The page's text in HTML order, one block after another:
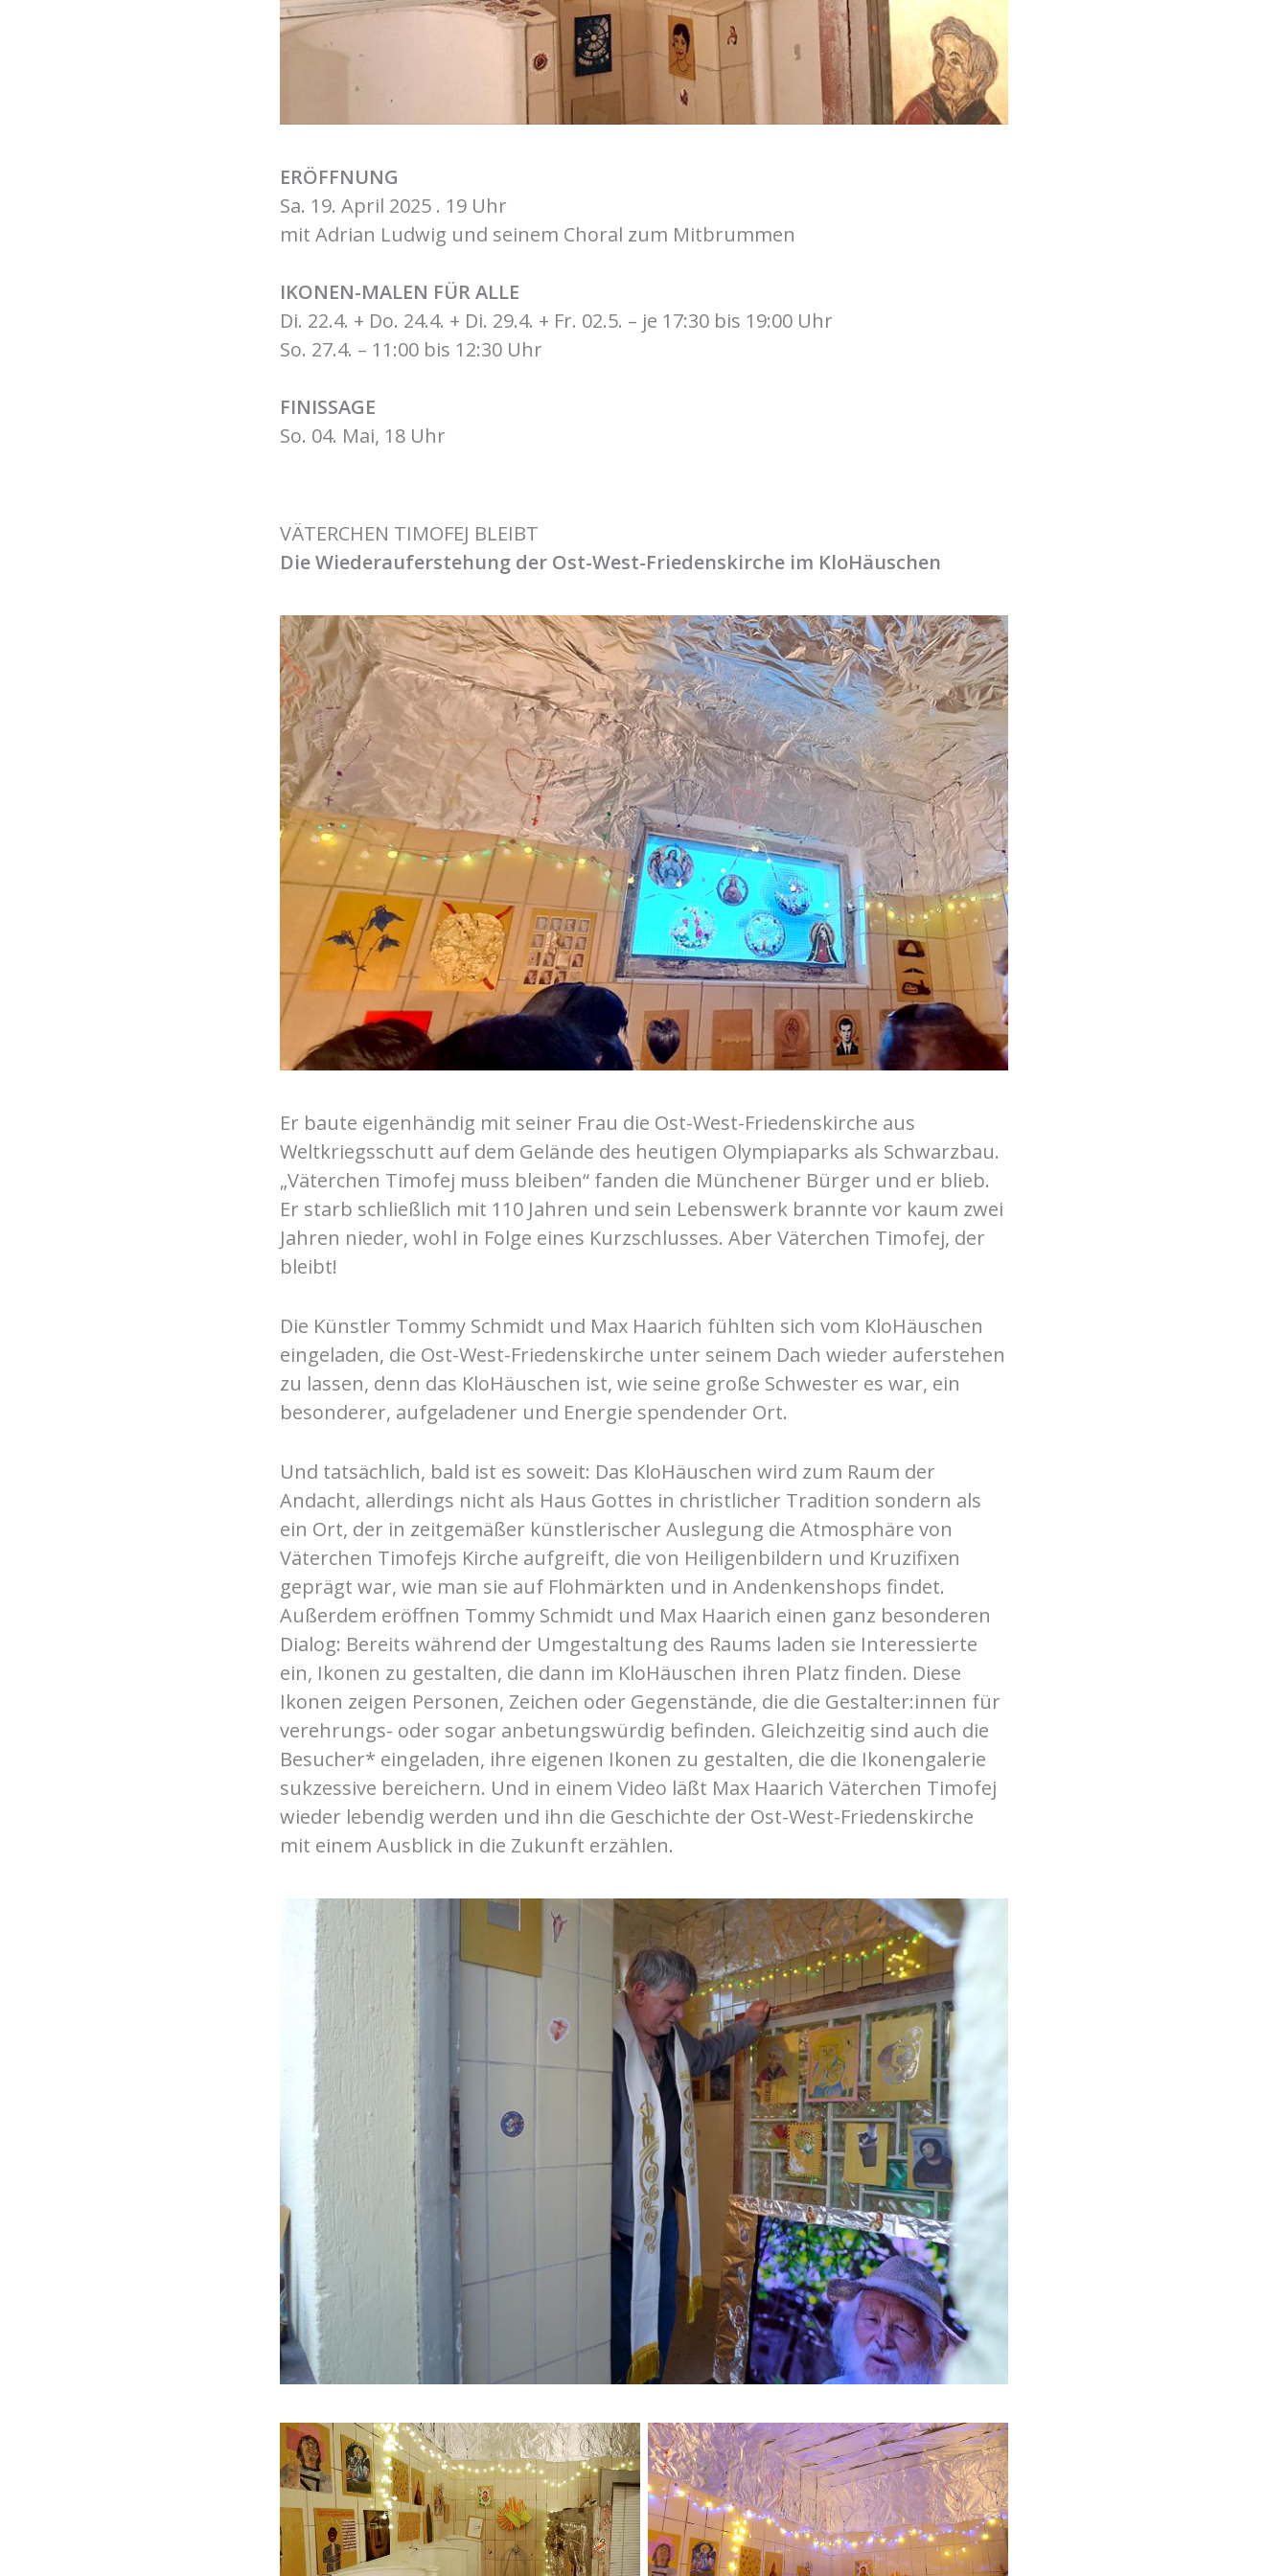
ERÖFFNUNG
Sa. 19. April 2025 . 19 Uhr
mit Adrian Ludwig und seinem Choral zum Mitbrummen
IKONEN-MALEN FÜR ALLE
Di. 22.4. + Do. 24.4. + Di. 29.4. + Fr. 02.5. – je 17:30 bis 19:00 Uhr
So. 27.4. – 11:00 bis 12:30 Uhr
FINISSAGE
So. 04. Mai, 18 Uhr
VÄTERCHEN TIMOFEJ BLEIBT
Die Wiederauferstehung der Ost-West-Friedenskirche im KloHäuschen
Er baute eigenhändig mit seiner Frau die Ost-West-Friedenskirche aus
Weltkriegsschutt auf dem Gelände des heutigen Olympiaparks als Schwarzbau.
„Väterchen Timofej muss bleiben“ fanden die Münchener Bürger und er blieb.
Er starb schließlich mit 110 Jahren und sein Lebenswerk brannte vor kaum zwei
Jahren nieder, wohl in Folge eines Kurzschlusses. Aber Väterchen Timofej, der
bleibt!
Die Künstler Tommy Schmidt und Max Haarich fühlten sich vom KloHäuschen
eingeladen, die Ost-West-Friedenskirche unter seinem Dach wieder auferstehen
zu lassen, denn das KloHäuschen ist, wie seine große Schwester es war, ein
besonderer, aufgeladener und Energie spendender Ort.
Und tatsächlich, bald ist es soweit: Das KloHäuschen wird zum Raum der
Andacht, allerdings nicht als Haus Gottes in christlicher Tradition sondern als
ein Ort, der in zeitgemäßer künstlerischer Auslegung die Atmosphäre von
Väterchen Timofejs Kirche aufgreift, die von Heiligenbildern und Kruzifixen
geprägt war, wie man sie auf Flohmärkten und in Andenkenshops findet.
Außerdem eröffnen Tommy Schmidt und Max Haarich einen ganz besonderen
Dialog: Bereits während der Umgestaltung des Raums laden sie Interessierte
ein, Ikonen zu gestalten, die dann im KloHäuschen ihren Platz finden. Diese
Ikonen zeigen Personen, Zeichen oder Gegenstände, die die Gestalter:innen für
verehrungs- oder sogar anbetungswürdig befinden. Gleichzeitig sind auch die
Besucher* eingeladen, ihre eigenen Ikonen zu gestalten, die die Ikonengalerie
sukzessive bereichern. Und in einem Video läßt Max Haarich Väterchen Timofej
wieder lebendig werden und ihn die Geschichte der Ost-West-Friedenskirche
mit einem Ausblick in die Zukunft erzählen.